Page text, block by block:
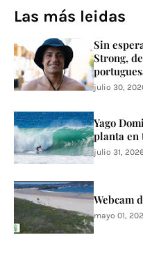
Las más leidas
Sin
Strong,
julio 30,
Yago
planta en
julio 31, 2026
Webcam
mayo 01,